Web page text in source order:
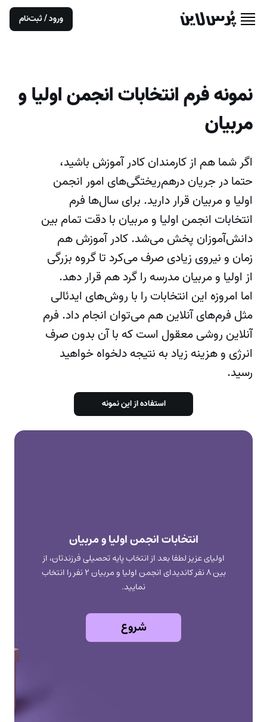
ورود / ثبت‌نام
نمونه فرم انتخابات انجمن اولیا و
مربیان
اگر شما هم از کارمندان کادر آموزش باشید،
حتما در جریان درهم‌ریختگی‌های امور انجمن
اولیا و مربیان قرار دارید. برای سال‌ها فرم
انتخابات انجمن اولیا و مربیان با دقت تمام بین
دانش‌آموزان پخش می‌شد. کادر آموزش هم
زمان و نیروی زیادی صرف می‌کرد تا گروه بزرگی
از اولیا و مربیان مدرسه را گرد هم قرار دهد.
اما امروزه این انتخابات را با روش‌های ایدئالی
مثل فرم‌های آنلاین هم می‌توان انجام داد. فرم‌
آنلاین روشی معقول است که با آن بدون صرف
انرژی و هزینه زیاد به نتیجه دلخواه خواهید
رسید.
استفاده از این نمونه